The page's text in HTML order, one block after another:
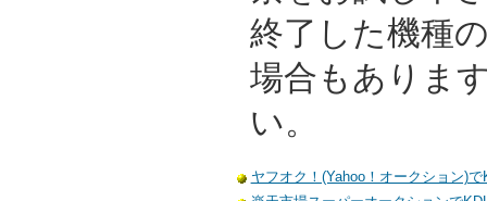
終了した機種
場合もありま
い。
ヤフオク！(Yahoo！オークション)